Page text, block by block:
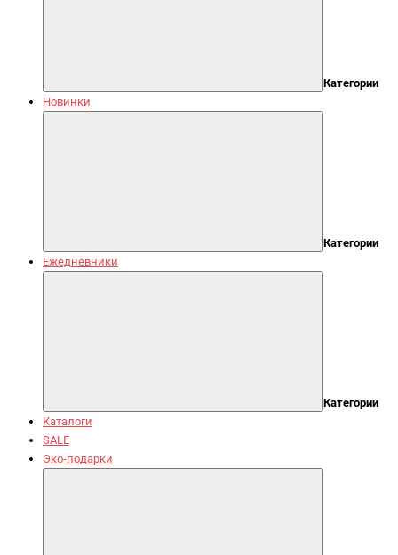
Категории
Новинки
Категории
Ежедневники
Категории
Каталоги
SALE
Эко-подарки